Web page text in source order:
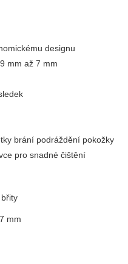
designu
mm až 7 mm
brání podráždění pokožky
pro snadné čištění
mm